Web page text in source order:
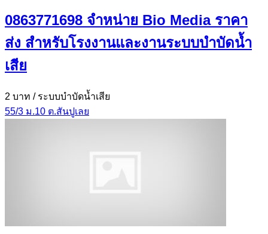
0863771698 จำหน่าย Bio Media ราคา
ส่ง สำหรับโรงงานและงานระบบบำบัดน้ำ
เสีย
2 บาท / ระบบบำบัดน้ำเสีย
55/3 ม.10 ต.สันปูเลย